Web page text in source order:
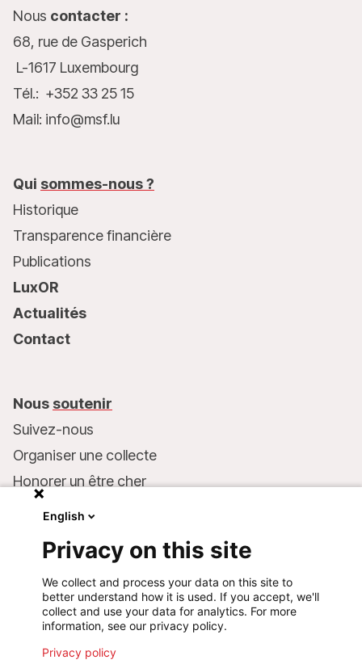
Nous contacter :
68, rue de Gasperich
L-1617 Luxembourg
Tél.: +352 33 25 15
Mail: info@msf.lu
Qui sommes-nous ?
Historique
Transparence financière
Publications
LuxOR
Actualités
Contact
Nous soutenir
Suivez-nous
Organiser une collecte
Honorer un être cher
Inscrire MSF dans votre testament
Faire un don
Coordonnées bancaires :
LU75 1111 0000 4848 0000
Comportement responsable
English
Privacy on this site
We collect and process your data on this site to
better understand how it is used. If you accept, we'll
collect and use your data for analytics. For more
information, see our privacy policy.
Privacy policy